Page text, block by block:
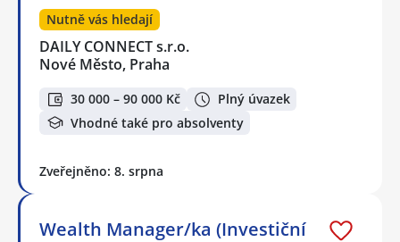
Nutně vás hledají
DAILY CONNECT s.r.o.
Nové Město, Praha
30 000 – 90 000 Kč
Plný úvazek
Vhodné také pro absolventy
Zveřejněno: 8. srpna
Wealth Manager/ka (Investiční